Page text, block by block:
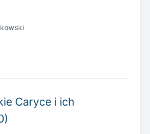
Caryce i ich